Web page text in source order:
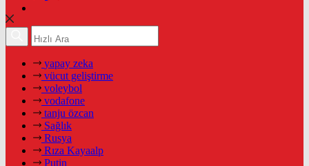
yapay zeka
vücut geliştirme
voleybol
vodafone
tanju özcan
Sağlık
Rusya
Rıza Kayaalp
Putin